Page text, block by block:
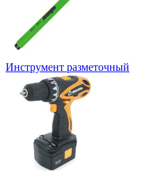
Инструмент разметочный